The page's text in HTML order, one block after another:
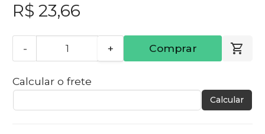
R$ 23,66
- + Comprar
Calcular o frete
Calcular